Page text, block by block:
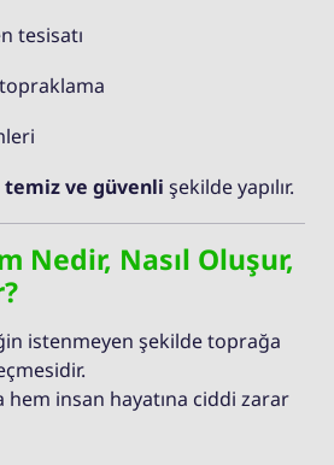
tesisatı
ve güvenli şekilde yapılır.
Nedir, Nasıl Oluşur,
istenmeyen şekilde toprağa
hem insan hayatına ciddi zarar